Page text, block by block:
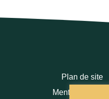
Plan de site
Mentions légales